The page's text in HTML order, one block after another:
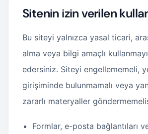
Sitenin izin verilen
Bu siteyi yalnızca yasal ticari,
alma veya bilgi amaçlı
edersiniz. Siteyi engellememeli,
girişiminde bulunmamalı veya
zararlı materyaller
Formlar, e-posta bağlantıları